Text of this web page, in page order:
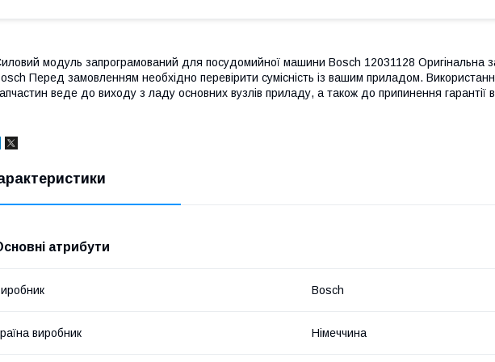
модуль запрограмований для посудомийної машини Bosch 12031128 Оригінальна
Перед замовленням необхідно перевірити сумісність із вашим приладом.
веде до виходу з ладу основних вузлів приладу, а також до припинення гарантії
атрибути
Bosch
виробник Німеччина